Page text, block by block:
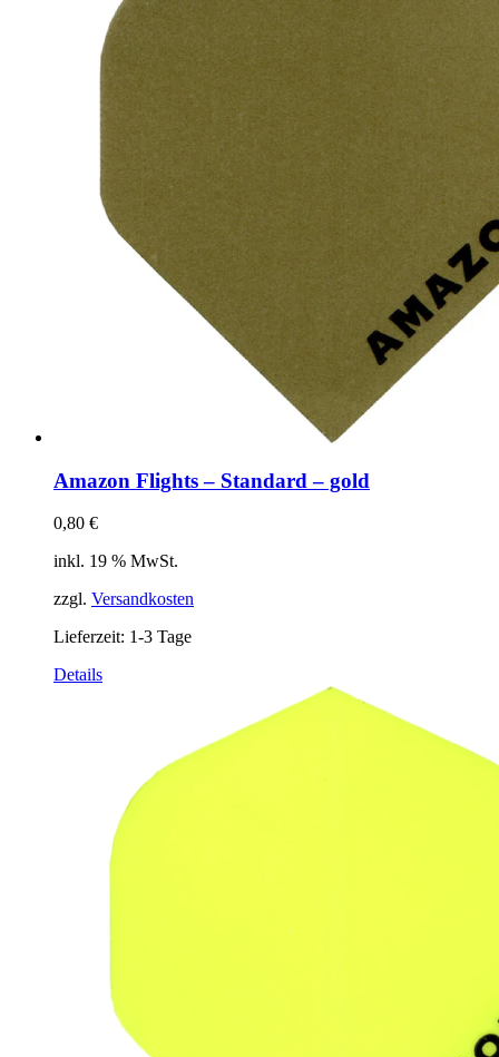
Amazon Flights – Standard – gold
0,80 €
inkl. 19 % MwSt.
zzgl. Versandkosten
Lieferzeit: 1-3 Tage
Details